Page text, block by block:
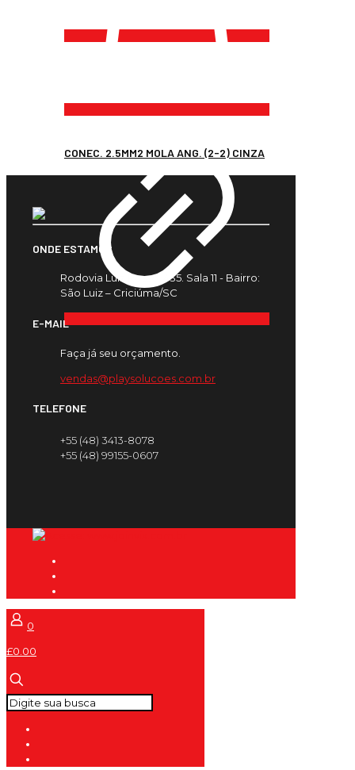
CONEC. 2.5MM2 MOLA ANG. (2-2) CINZA
ONDE ESTAMOS
Rodovia Luiz Rosso, 435. Sala 11 - Bairro:
São Luiz – Criciúma/SC
E-MAIL
Faça já seu orçamento.
vendas@playsolucoes.com.br
TELEFONE
+55 (48) 3413-8078
+55 (48) 99155-0607
0
£0.00